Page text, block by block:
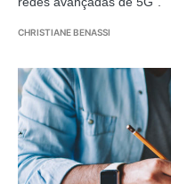
CHRISTIANE BENASSI